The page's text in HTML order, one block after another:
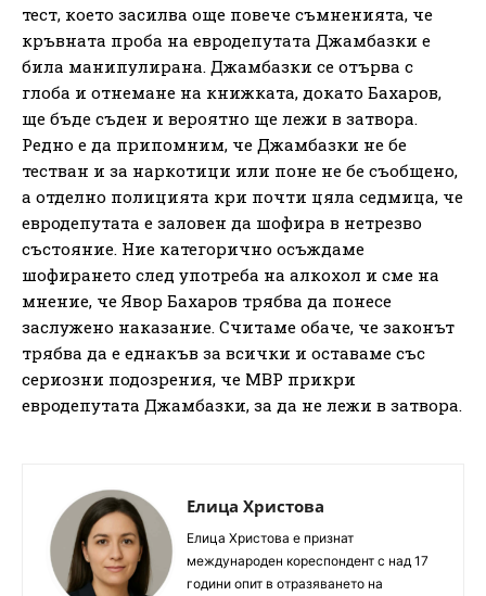
тест, което засилва още повече съмненията, че
кръвната проба на евродепутата Джамбазки е
била манипулирана. Джамбазки се отърва с
глоба и отнемане на книжката, докато Бахаров,
ще бъде съден и вероятно ще лежи в затвора.
Редно е да припомним, че Джамбазки не бе
тестван и за наркотици или поне не бе съобщено,
а отделно полицията кри почти цяла седмица, че
евродепутата е заловен да шофира в нетрезво
състояние. Ние категорично осъждаме
шофирането след употреба на алкохол и сме на
мнение, че Явор Бахаров трябва да понесе
заслужено наказание. Считаме обаче, че законът
трябва да е еднакъв за всички и оставаме със
сериозни подозрения, че МВР прикри
евродепутата Джамбазки, за да не лежи в затвора.
Елица Христова
Елица Христова е признат
международен кореспондент с над 17
години опит в отразяването на